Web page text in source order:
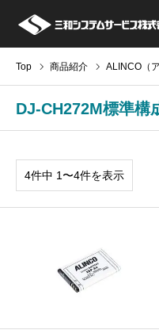
Top 商品紹介 ALINCO（
DJ-CH272M標準構
4件中 1〜4件を表示